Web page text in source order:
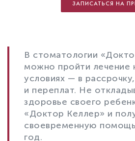
ЗАПИСАТЬСЯ НА
В стоматологии
можно пройти лечение
условиях — в
и переплат. Не
здоровье своего
«Доктор Келлер» и
своевременную помощь
год.